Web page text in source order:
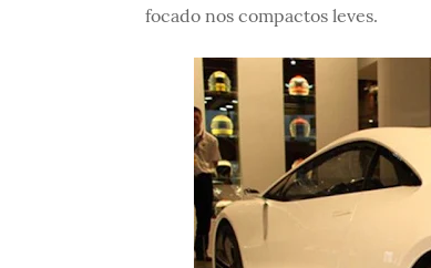
focado nos compactos leves.